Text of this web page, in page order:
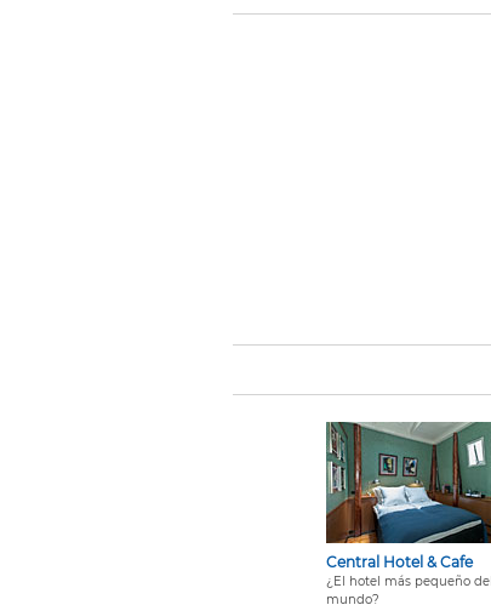
Central Hotel & Cafe
¿El hotel más pequeño del
mundo?